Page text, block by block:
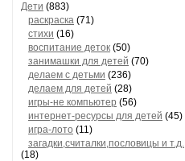
Дети (883)
раскраска (71)
стихи (16)
воспитание деток (50)
занимашки для детей (70)
делаем с детьми (236)
делаем для детей (28)
игры-не компьютер (56)
интернет-ресурсы для детей (45)
игра-лото (11)
загадки,считалки,пословицы и т.д.
(18)